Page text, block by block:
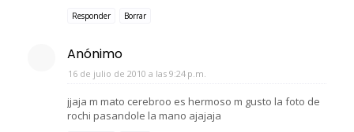
Responder Borrar
Anónimo
16 de julio de 2010 a las 9:24 p.m.
jjaja m mato cerebroo es hermoso m gusto la foto de
rochi pasandole la mano ajajaja